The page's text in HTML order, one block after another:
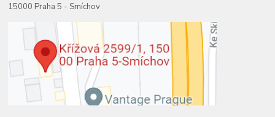
15000 Praha 5 - Smíchov